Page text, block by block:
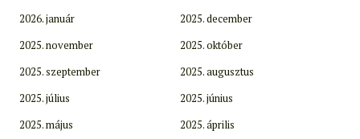
2026. január
2025. december
2025. november
2025. október
2025. szeptember
2025. augusztus
2025. július
2025. június
2025. május
2025. április